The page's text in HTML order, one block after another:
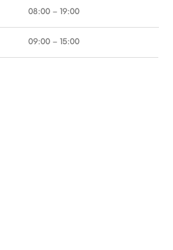
08:00 – 19:00
09:00 – 15:00